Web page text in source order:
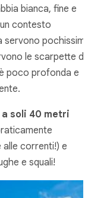
bianca, fine e
contesto
servono pochissimi
le scarpette
poco profonda e
soli 40 metri
correnti!) e
e squali!